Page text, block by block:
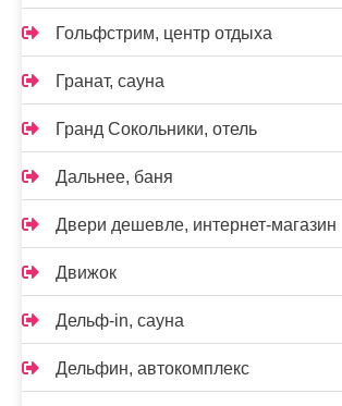
Гольфстрим, центр отдыха
Гранат, сауна
Гранд Сокольники, отель
Дальнее, баня
Двери дешевле, интернет-магазин
Движок
Дельф-in, сауна
Дельфин, автокомплекс